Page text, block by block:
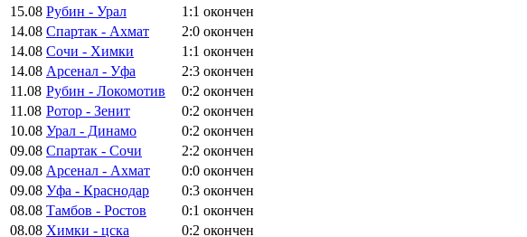
15.08 Рубин - Урал 1:1 окончен
14.08 Спартак - Ахмат 2:0 окончен
14.08 Сочи - Химки 1:1 окончен
14.08 Арсенал - Уфа 2:3 окончен
11.08 Рубин - Локомотив 0:2 окончен
11.08 Ротор - Зенит 0:2 окончен
10.08 Урал - Динамо 0:2 окончен
09.08 Спартак - Сочи 2:2 окончен
09.08 Арсенал - Ахмат 0:0 окончен
09.08 Уфа - Краснодар 0:3 окончен
08.08 Тамбов - Ростов 0:1 окончен
08.08 Химки - цска 0:2 окончен